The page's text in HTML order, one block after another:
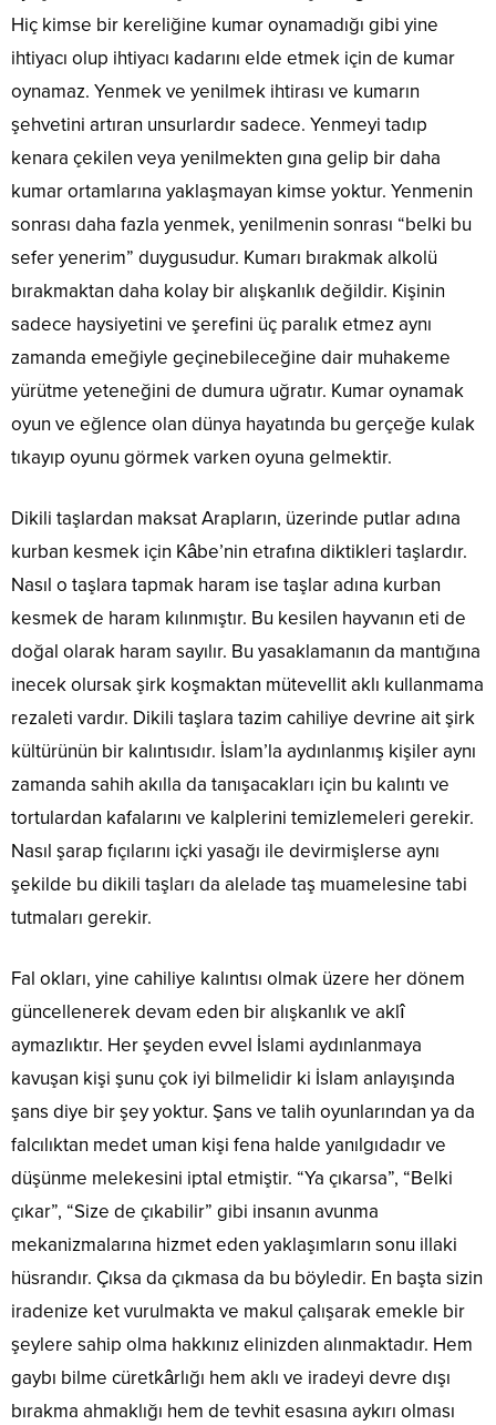
Hiç kimse bir kereliğine kumar oynamadığı gibi yine
ihtiyacı olup ihtiyacı kadarını elde etmek için de kumar
oynamaz. Yenmek ve yenilmek ihtirası ve kumarın
şehvetini artıran unsurlardır sadece. Yenmeyi tadıp
kenara çekilen veya yenilmekten gına gelip bir daha
kumar ortamlarına yaklaşmayan kimse yoktur. Yenmenin
sonrası daha fazla yenmek, yenilmenin sonrası “belki bu
sefer yenerim” duygusudur. Kumarı bırakmak alkolü
bırakmaktan daha kolay bir alışkanlık değildir. Kişinin
sadece haysiyetini ve şerefini üç paralık etmez aynı
zamanda emeğiyle geçinebileceğine dair muhakeme
yürütme yeteneğini de dumura uğratır. Kumar oynamak
oyun ve eğlence olan dünya hayatında bu gerçeğe kulak
tıkayıp oyunu görmek varken oyuna gelmektir.
Dikili taşlardan maksat Arapların, üzerinde putlar adına
kurban kesmek için Kâbe’nin etrafına diktikleri taşlardır.
Nasıl o taşlara tapmak haram ise taşlar adına kurban
kesmek de haram kılınmıştır. Bu kesilen hayvanın eti de
doğal olarak haram sayılır. Bu yasaklamanın da mantığına
inecek olursak şirk koşmaktan mütevellit aklı kullanmama
rezaleti vardır. Dikili taşlara tazim cahiliye devrine ait şirk
kültürünün bir kalıntısıdır. İslam’la aydınlanmış kişiler aynı
zamanda sahih akılla da tanışacakları için bu kalıntı ve
tortulardan kafalarını ve kalplerini temizlemeleri gerekir.
Nasıl şarap fıçılarını içki yasağı ile devirmişlerse aynı
şekilde bu dikili taşları da alelade taş muamelesine tabi
tutmaları gerekir.
Fal okları, yine cahiliye kalıntısı olmak üzere her dönem
güncellenerek devam eden bir alışkanlık ve aklî
aymazlıktır. Her şeyden evvel İslami aydınlanmaya
kavuşan kişi şunu çok iyi bilmelidir ki İslam anlayışında
şans diye bir şey yoktur. Şans ve talih oyunlarından ya da
falcılıktan medet uman kişi fena halde yanılgıdadır ve
düşünme melekesini iptal etmiştir. “Ya çıkarsa”, “Belki
çıkar”, “Size de çıkabilir” gibi insanın avunma
mekanizmalarına hizmet eden yaklaşımların sonu illaki
hüsrandır. Çıksa da çıkmasa da bu böyledir. En başta sizin
iradenize ket vurulmakta ve makul çalışarak emekle bir
şeylere sahip olma hakkınız elinizden alınmaktadır. Hem
gaybı bilme cüretkârlığı hem aklı ve iradeyi devre dışı
bırakma ahmaklığı hem de tevhit esasına aykırı olması